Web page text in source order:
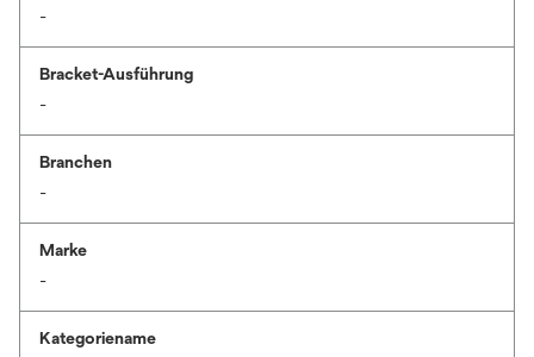
-
Bracket-Ausführung
-
Branchen
-
Marke
-
Kategoriename